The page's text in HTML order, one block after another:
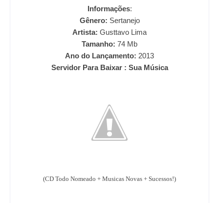
Informações:
Gênero: Sertanejo
Artista: Gusttavo Lima
Tamanho: 74 Mb
Ano do Lançamento: 2013
Servidor Para Baixar : Sua Música
(CD Todo Nomeado + Musicas Novas + Sucessos!)